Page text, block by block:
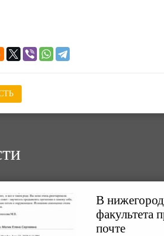
В
факультета
почте